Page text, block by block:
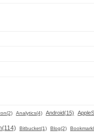
Analytics(4) Android(15)
Bitbucket(1) Blog(2)